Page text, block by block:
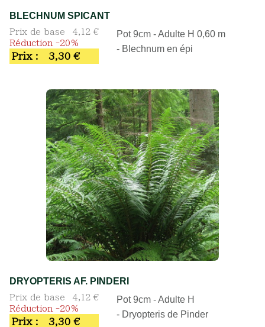
BLECHNUM SPICANT
Prix de base
4,12 €
Réduction -20%
Prix : 3,30 €
Pot 9cm - Adulte H 0,60 m
- Blechnum en épi
DRYOPTERIS AF. PINDERI
Prix de base
4,12 €
Réduction -20%
Prix : 3,30 €
Pot 9cm - Adulte H
- Dryopteris de Pinder